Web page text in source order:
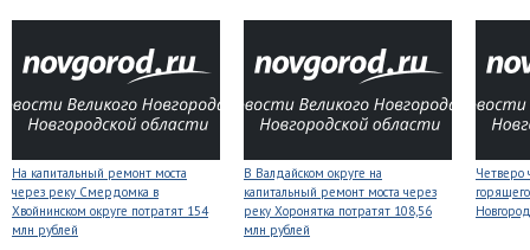
На капитальный ремонт моста
через реку Смердомка в
Хвойнинском округе потратят 154
млн рублей
В Валдайском округе на
капитальный ремонт моста через
реку Хоронятка потратят 108,56
млн рублей
Четверо